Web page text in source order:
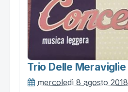
Trio Delle Meraviglie
mercoledì 8 agosto 2018